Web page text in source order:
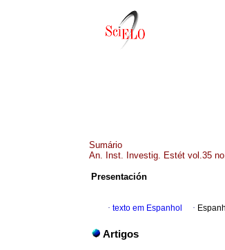
Sumário
An. Inst. Investig. Estét vol.35
Presentación
· texto em Espanhol ·
Artigos